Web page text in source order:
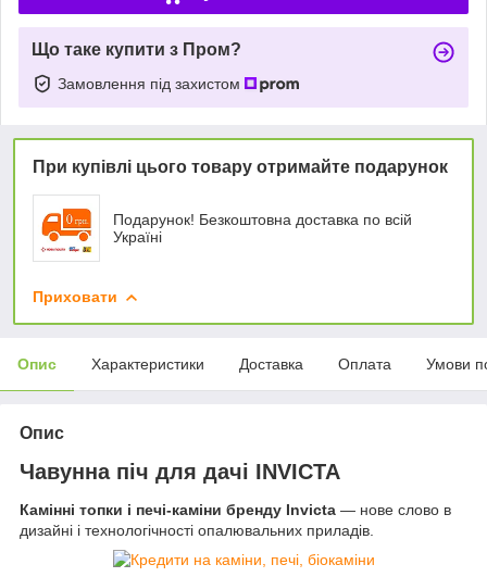
Що таке купити з Пром?
Замовлення під захистом
При купівлі цього товару отримайте подарунок
Подарунок! Безкоштовна доставка по всій
Україні
Приховати
Опис Характеристики Доставка Оплата Умови
Опис
Чавунна піч для дачі INVICTA
Камінні топки і печі-каміни бренду Invicta — нове слово в
дизайні і технологічності опалювальних приладів.